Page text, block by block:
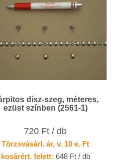
dísz-szeg, méteres,
ezüst színben (2561-1)
720 Ft / db
Törzsvásárl. ár, v. 10 e. Ft
kosárért. felett: 648 Ft / db